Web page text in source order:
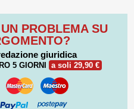
PROBLEMA SU
giuridica
5 GIORNI a soli 29,90 €